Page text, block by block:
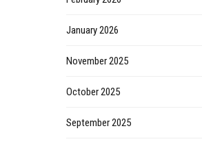
January 2026
November 2025
October 2025
September 2025